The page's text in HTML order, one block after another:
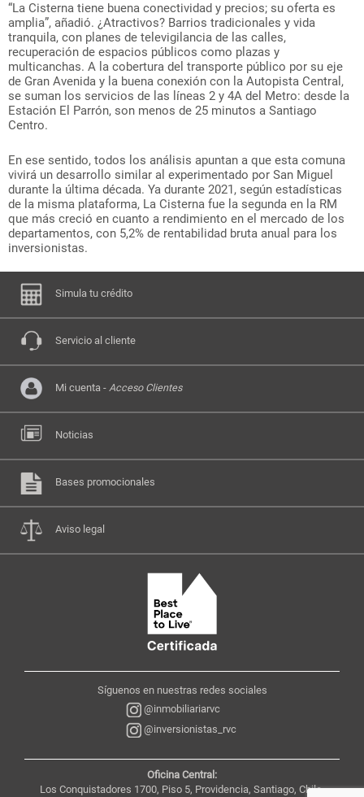
“La Cisterna tiene buena conectividad y precios; su oferta es
amplia”, añadió. ¿Atractivos? Barrios tradicionales y vida
tranquila, con planes de televigilancia de las calles,
recuperación de espacios públicos como plazas y
multicanchas. A la cobertura del transporte público por su eje
de Gran Avenida y la buena conexión con la Autopista Central,
se suman los servicios de las líneas 2 y 4A del Metro: desde la
Estación El Parrón, son menos de 25 minutos a Santiago
Centro.
En ese sentido, todos los análisis apuntan a que esta comuna
vivirá un desarrollo similar al experimentado por San Miguel
durante la última década. Ya durante 2021, según estadísticas
de la misma plataforma, La Cisterna fue la segunda en la RM
que más creció en cuanto a rendimiento en el mercado de los
departamentos, con 5,2% de rentabilidad bruta anual para los
inversionistas.
Simula tu crédito
Servicio al cliente
Mi cuenta - Acceso Clientes
Noticias
Bases promocionales
Aviso legal
Síguenos en nuestras redes sociales
@inmobiliariarvc
@inversionistas_rvc
Oficina Central:
Los Conquistadores 1700, Piso 5, Providencia, Santiago, Chile,